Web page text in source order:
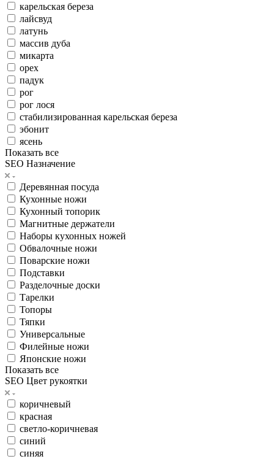
карельская береза
лайсвуд
латунь
массив дуба
микарта
орех
падук
рог
рог лося
стабилизированная карельская береза
эбонит
ясень
Показать все
SEO Назначение
Деревянная посуда
Кухонные ножи
Кухонный топорик
Магнитные держатели
Наборы кухонных ножей
Обвалочные ножи
Поварские ножи
Подставки
Разделочные доски
Тарелки
Топоры
Тяпки
Универсальные
Филейные ножи
Японские ножи
Показать все
SEO Цвет рукоятки
коричневый
красная
светло-коричневая
синий
синяя